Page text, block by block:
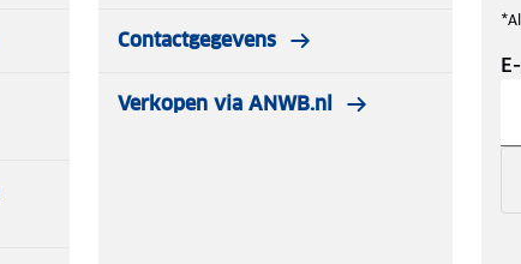
Contactgegevens
Verkopen via ANWB.nl